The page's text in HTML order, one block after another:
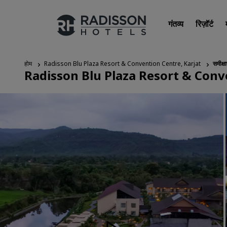
गंतव्य रिज़ॉर्ट
हमारे ब्रांड
होम Radisson Blu Plaza Resort & Convention Centre, Karjat
Radisson Blu Plaza Resort &